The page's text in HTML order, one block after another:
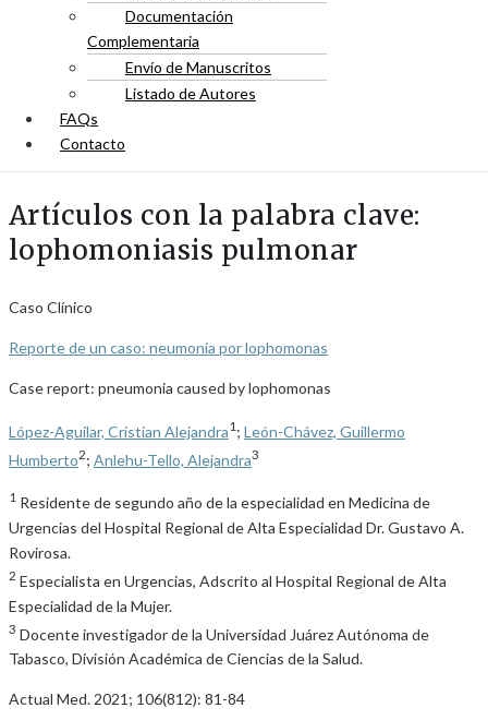
Documentación
Complementaria
Envío de Manuscritos
Listado de Autores
FAQs
Contacto
Artículos con la palabra clave:
lophomoniasis pulmonar
Caso Clínico
Reporte de un caso: neumonia por lophomonas
Case report: pneumonia caused by lophomonas
López-Aguilar, Cristian Alejandra1 ; León-Chávez, Guillermo
Humberto2; Anlehu-Tello, Alejandra3
1 Residente de segundo año de la especialidad en Medicina de
Urgencias del Hospital Regional de Alta Especialidad Dr. Gustavo A.
Rovirosa.
2 Especialista en Urgencias, Adscrito al Hospital Regional de Alta
Especialidad de la Mujer.
3 Docente investigador de la Universidad Juárez Autónoma de
Tabasco, División Académica de Ciencias de la Salud.
Actual Med. 2021; 106(812): 81-84